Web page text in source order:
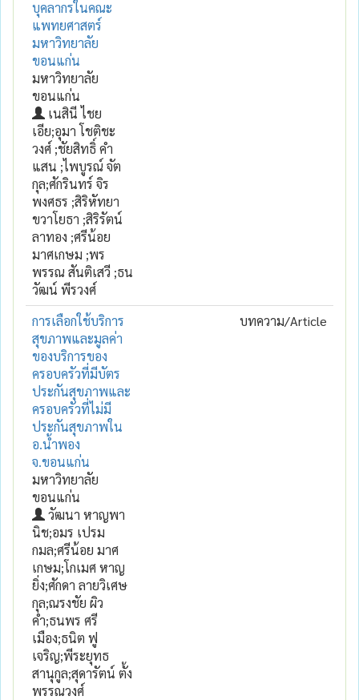
บุคลากรในคณะ
แพทยศาสตร์
มหาวิทยาลัย
ขอนแก่น
มหาวิทยาลัย
ขอนแก่น
เนสินี ไชย
เอีย;อุมา โชติชะ
วงศ์ ;ชัยสิทธิ์ คำ
แสน ;ไพบูรณ์ จัต
กุล;ศักรินทร์ จิร
พงศธร ;สิริหัทยา
ขวาโยธา ;สิริรัตน์
ลาทอง ;ศรีน้อย
มาศเกษม ;พร
พรรณ สันติเสวี ;ธน
วัฒน์ พีรวงศ์
การเลือกใช้บริการ
สุขภาพและมูลค่า
ของบริการของ
ครอบครัวที่มีบัตร
ประกันสุขภาพและ
ครอบครัวที่ไม่มี
ประกันสุขภาพใน
อ.น้ำพอง
จ.ขอนแก่น
มหาวิทยาลัย
ขอนแก่น
วัฒนา หาญพา
นิช;อมร เปรม
กมล;ศรีน้อย มาศ
เกษม;โกเมศ หาญ
ยิ่ง;ศักดา ลายวิเศษ
กุล;ณรงชัย ผิว
คำ;ธนพร ศรี
เมือง;ธนิต ฟู
เจริญ;พีระยุทธ
สานุกูล;สุดารัตน์ ตั้ง
พรรณวงศ์
บทความ/Article